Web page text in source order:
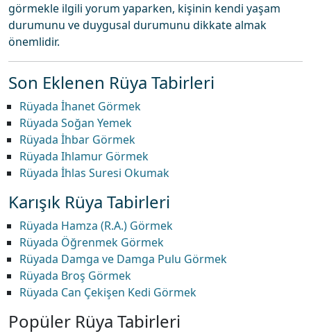
görmekle ilgili yorum yaparken, kişinin kendi yaşam
durumunu ve duygusal durumunu dikkate almak
önemlidir.
Son Eklenen Rüya Tabirleri
Rüyada İhanet Görmek
Rüyada Soğan Yemek
Rüyada İhbar Görmek
Rüyada Ihlamur Görmek
Rüyada İhlas Suresi Okumak
Karışık Rüya Tabirleri
Rüyada Hamza (R.A.) Görmek
Rüyada Öğrenmek Görmek
Rüyada Damga ve Damga Pulu Görmek
Rüyada Broş Görmek
Rüyada Can Çekişen Kedi Görmek
Popüler Rüya Tabirleri